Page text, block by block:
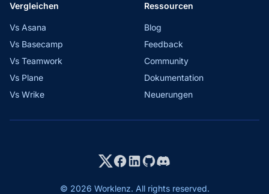
Vergleichen
Vs Asana
Vs Basecamp
Vs Teamwork
Vs Plane
Vs Wrike
Ressourcen
Blog
Feedback
Community
Dokumentation
Neuerungen
© 2026 Worklenz. All rights reserved.